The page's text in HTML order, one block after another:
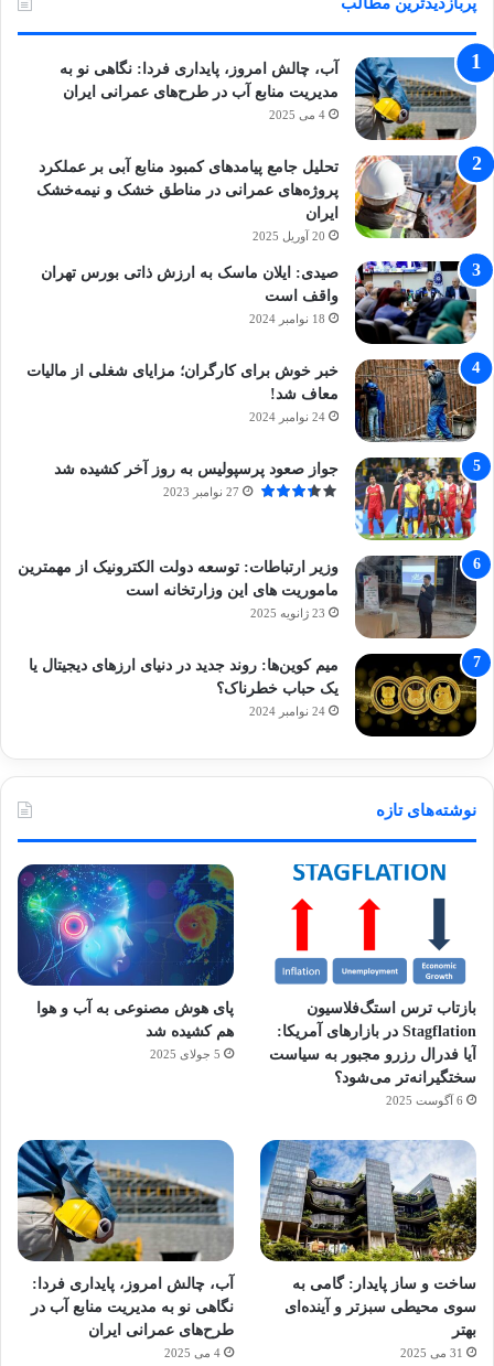
آب، چالش امروز، پایداری فردا: نگاهی نو به
مدیریت منابع آب در طرح‌های عمرانی ایران
4 می 2025
تحلیل جامع پیامدهای کمبود منابع آبی بر عملکرد
پروژه‌های عمرانی در مناطق خشک و نیمه‌خشک
ایران
20 آوریل 2025
صیدی: ایلان ماسک به ارزش ذاتی بورس تهران
واقف است
18 نوامبر 2024
خبر خوش برای کارگران؛ مزایای شغلی از مالیات
معاف شد!
24 نوامبر 2024
جواز صعود پرسپولیس به روز آخر کشیده شد
27 نوامبر 2023
وزیر ارتباطات: توسعه دولت الکترونیک از مهمترین
ماموریت های این وزارتخانه است
23 ژانویه 2025
میم کوین‌ها: روند جدید در دنیای ارزهای دیجیتال یا
یک حباب خطرناک؟
24 نوامبر 2024
نوشته‌های تازه
بازتاب ترس استگ‌فلاسیون
Stagflation در بازارهای آمریکا:
آیا فدرال رزرو مجبور به سیاست
سختگیرانه‌تر می‌شود؟
6 آگوست 2025
پای هوش مصنوعی به آب و هوا
هم کشیده شد
5 جولای 2025
ساخت و ساز پایدار: گامی به
سوی محیطی سبزتر و آینده‌ای
بهتر
31 می 2025
آب، چالش امروز، پایداری فردا:
نگاهی نو به مدیریت منابع آب در
طرح‌های عمرانی ایران
4 می 2025
آماده
برای
کشف
توسط
ژاکت
در
ی سفر
مجازی
…
توسط
ورزش
با
ساعت
هوشمند
عکاسی
با طعم
توسط
ژاکت
در
هدفون
های
2023
توسط
ژاکت